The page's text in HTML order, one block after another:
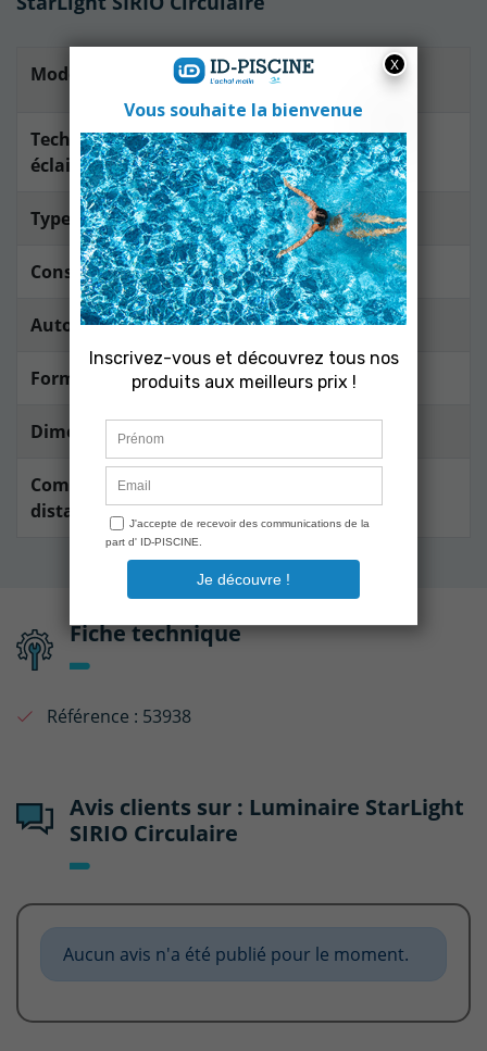
Modèle SIRIO Circulaire
Technique
éclairage
Basse consommation LED
Type de batterie Li-ion Polymère 2000 mah
Consommation 1 W
Autonomie 8 à 20 heures
Forme Circulaire
Dimensions
Commande à
distance
Fiche technique
Référence : 53938
Avis clients sur : Luminaire StarLight
SIRIO Circulaire
Aucun avis n'a été publié pour le moment.